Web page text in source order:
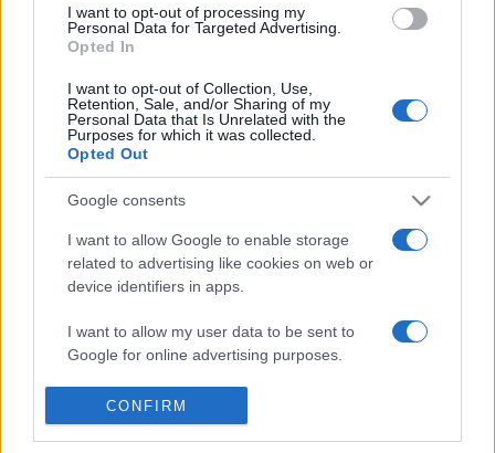
I want to opt-out of processing my
Personal Data for Targeted Advertising.
Opted In
I want to opt-out of Collection, Use,
Retention, Sale, and/or Sharing of my
Personal Data that Is Unrelated with the
Purposes for which it was collected.
Opted Out
Google consents
I want to allow Google to enable storage
related to advertising like cookies on web or
device identifiers in apps.
I want to allow my user data to be sent to
Google for online advertising purposes.
I want to allow Google to send me
personalized advertising.
CONFIRM
Magyar Universitas Program felsőoktatási beruházásainál - a
szaktárca kezdeményezésére - a felsőoktatási
szerződésekben vállalták, hogy a magántőke segítségével
elindított fejlesztések összértékének 1 százalékát - vagyis
2005 és 2008 között összesen csaknem 1,75 milliárd
forintot - a létesítmények részét képező új, kortárs képző-
és iparművészeti alkotások létrehozására fordítják.